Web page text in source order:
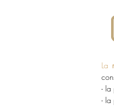
La
- la
- la